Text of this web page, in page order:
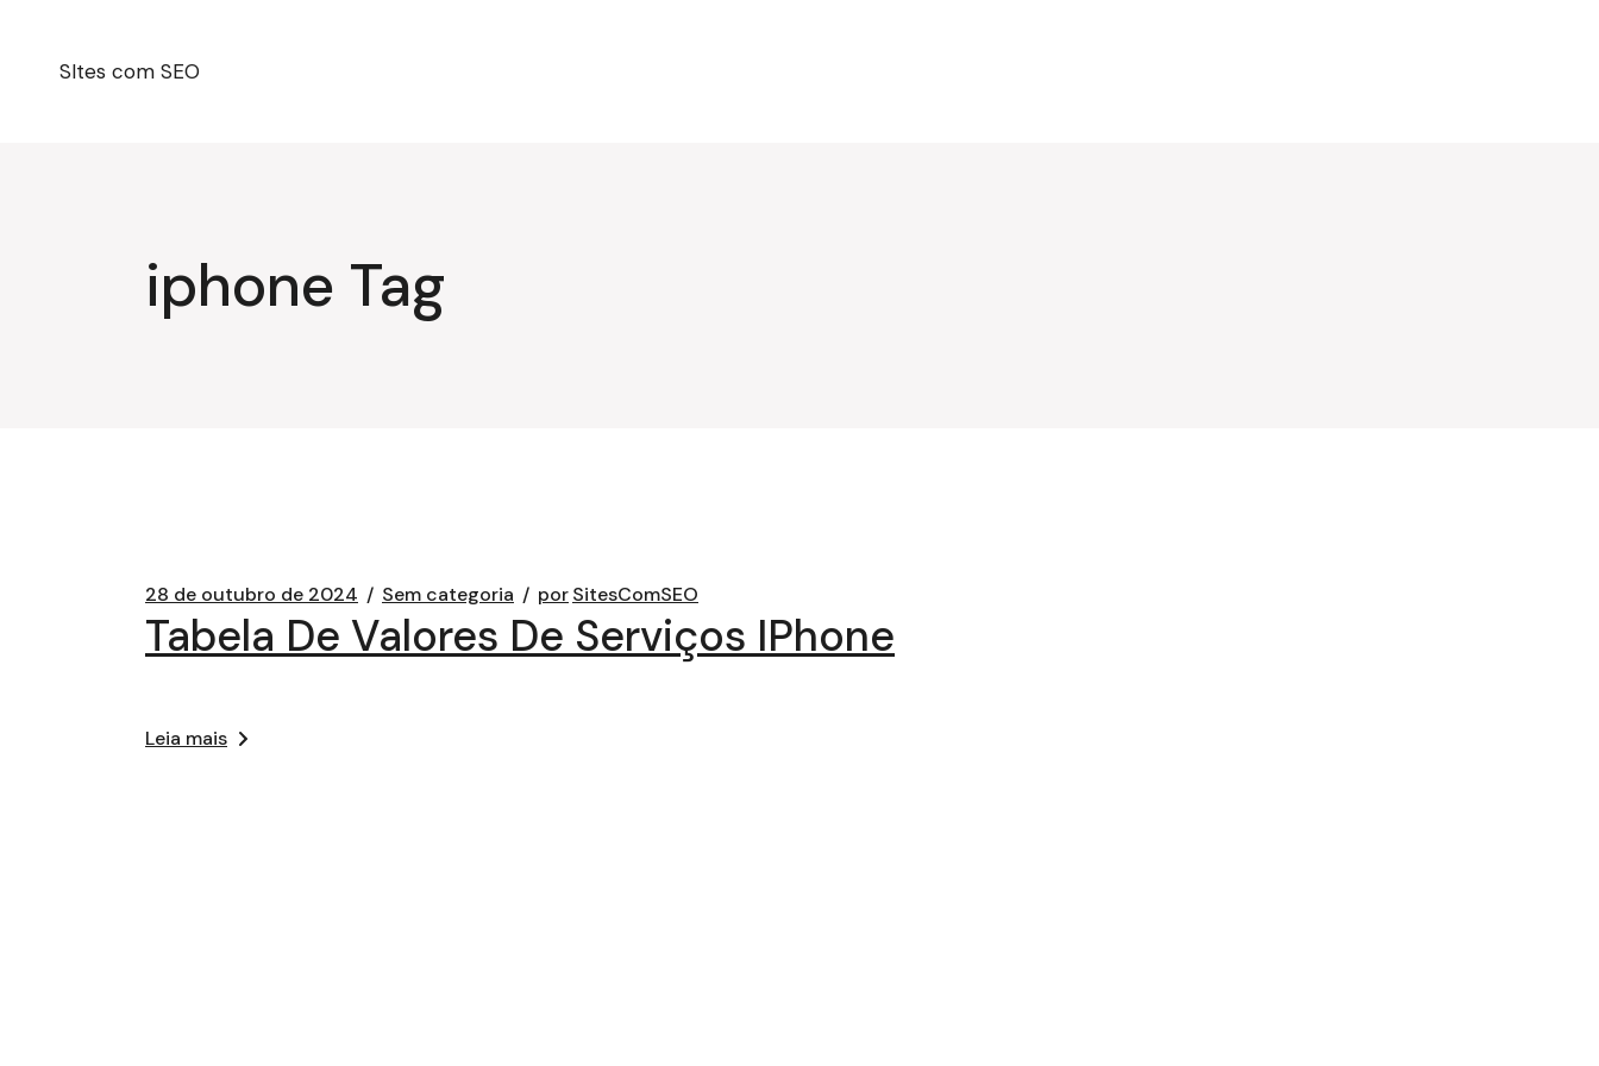
conteúdoSItes com SEO
iphone Tag
28 de outubro de 2024 Sem categoria porSitesComSEO
Tabela De Valores De Serviços IPhone
Leia mais